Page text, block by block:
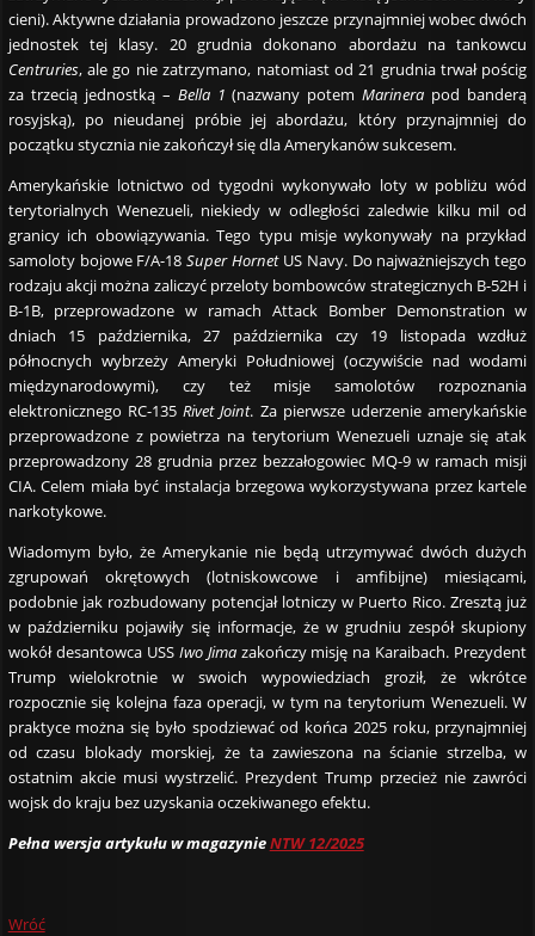
cieni). Aktywne działania prowadzono jeszcze przynajmniej wobec dwóch
jednostek tej klasy. 20 grudnia dokonano abordażu na tankowcu
Centruries, ale go nie zatrzymano, natomiast od 21 grudnia trwał pościg
za trzecią jednostką – Bella 1(nazwany potemMarinera pod banderą
rosyjską), po nieudanej próbie jej abordażu, który przynajmniej do
początku stycznia nie zakończył się dla Amerykanów sukcesem.
Amerykańskie lotnictwo od tygodni wykonywało loty w pobliżu wód
terytorialnych Wenezueli, niekiedy w odległości zaledwie kilku mil od
granicy ich obowiązywania. Tego typu misje wykonywały na przykład
samoloty bojowe F/A-18Super HornetUS Navy. Do najważniejszych tego
rodzaju akcji można zaliczyć przeloty bombowców strategicznych B-52H i
B-1B, przeprowadzone w ramach Attack Bomber Demonstration w
dniach 15 października, 27 października czy 19 listopada wzdłuż
północnych wybrzeży Ameryki Południowej (oczywiście nad wodami
międzynarodowymi), czy też misje samolotów rozpoznania
elektronicznego RC-135Rivet Joint. Za pierwsze uderzenie amerykańskie
przeprowadzone z powietrza na terytorium Wenezueli uznaje się atak
przeprowadzony 28 grudnia przez bezzałogowiec MQ-9 w ramach misji
CIA. Celem miała być instalacja brzegowa wykorzystywana przez kartele
narkotykowe.
Wiadomym było, że Amerykanie nie będą utrzymywać dwóch dużych
zgrupowań okrętowych (lotniskowcowe i amfibijne) miesiącami,
podobnie jak rozbudowany potencjał lotniczy w Puerto Rico. Zresztą już
w październiku pojawiły się informacje, że w grudniu zespół skupiony
wokół desantowca USS Iwo Jimazakończy misję na Karaibach. Prezydent
Trump wielokrotnie w swoich wypowiedziach groził, że wkrótce
rozpocznie się kolejna faza operacji, w tym na terytorium Wenezueli. W
praktyce można się było spodziewać od końca 2025 roku, przynajmniej
od czasu blokady morskiej, że ta zawieszona na ścianie strzelba, w
ostatnim akcie musi wystrzelić. Prezydent Trump przecież nie zawróci
wojsk do kraju bez uzyskania oczekiwanego efektu.
Pełna wersja artykułu w magazynieNTW 12/2025
Wróć